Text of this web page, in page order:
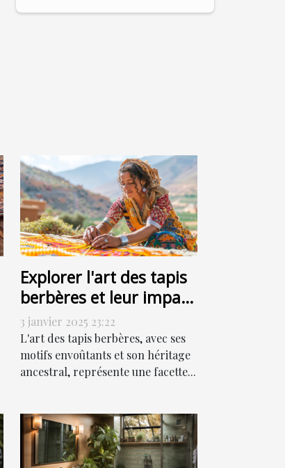
Explorer l'art des tapis
berbères et leur impact
culturel
3 janvier 2025 23:22
L'art des tapis berbères, avec ses
motifs envoûtants et son héritage
ancestral, représente une facette...